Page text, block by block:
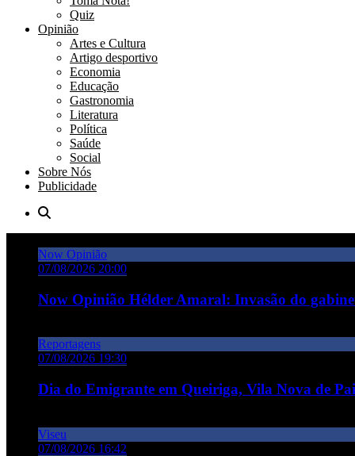
Quiz
Opinião
Artes e Cultura
Artigo desportivo
Economia
Educação
Gastronomia
Literatura
Política
Saúde
Social
Sobre Nós
Publicidade
Now Opinião
07/08/2026 20:00
Now Opinião Hélder Amaral: Invasão do
Reportagens
07/08/2026 19:30
Dia do Emigrante em Queiriga, Vila Nova de
Viseu
07/08/2026 16:42